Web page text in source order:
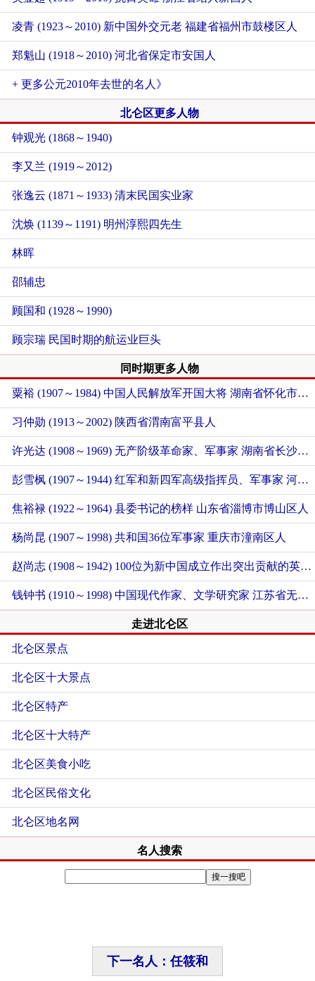
凌青 (1923～2010) 新中国外交元老 福建省福州市鼓楼区人
郑魁山 (1918～2010) 河北省保定市安国人
+ 更多公元2010年去世的名人》
北仑区更多人物
钟观光 (1868～1940)
李又兰 (1919～2012)
张逸云 (1871～1933) 清末民国实业家
沈焕 (1139～1191) 明州淳熙四先生
林晖
邵辅忠
顾国和 (1928～1990)
顾宗瑞 民国时期的航运业巨头
同时期更多人物
粟裕 (1907～1984) 中国人民解放军开国大将 湖南省怀化市会同县人
习仲勋 (1913～2002) 陕西省渭南富平县人
许光达 (1908～1969) 无产阶级革命家、军事家 湖南省长沙市长沙县人
彭雪枫 (1907～1944) 红军和新四军高级指挥员、军事家 河南省南阳市镇平县人
焦裕禄 (1922～1964) 县委书记的榜样 山东省淄博市博山区人
杨尚昆 (1907～1998) 共和国36位军事家 重庆市潼南区人
赵尚志 (1908～1942) 100位为新中国成立作出突出贡献的英雄模范人物
钱钟书 (1910～1998) 中国现代作家、文学研究家 江苏省无锡梁溪区人
走进北仑区
北仑区景点
北仑区十大景点
北仑区特产
北仑区十大特产
北仑区美食小吃
北仑区民俗文化
北仑区地名网
名人搜索
下一名人：任筱和